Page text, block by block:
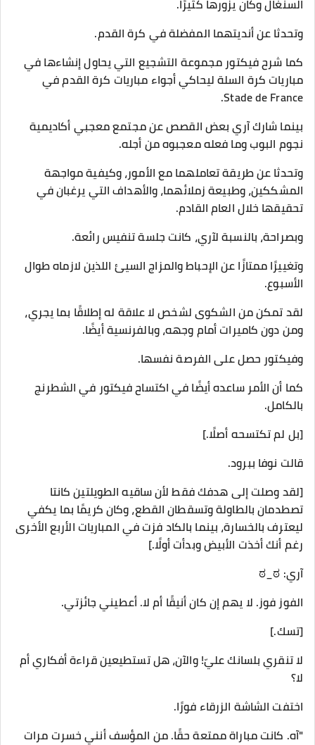
السنغال وكان يزورها كثيرًا.
وتحدثا عن أنديتهما المفضلة في كرة القدم.
كما شرح فيكتور مجموعة التشجيع التي يحاول إنشاءها في
مباريات كرة السلة ليحاكي أجواء مباريات كرة القدم في
Stade de France.
بينما شارك آري بعض القصص عن مجتمع معجبي أكاديمية
نجوم البوب وما فعله معجبوه من أجله.
وتحدثا عن طريقة تعاملهما مع الأمور، وكيفية مواجهة
المشككين، وطبيعة زملائهما، والأهداف التي يرغبان في
تحقيقها خلال العام القادم.
وبصراحة، بالنسبة لآري، كانت جلسة تنفيس رائعة.
وتغييرًا ممتازًا عن الإحباط والمزاج السيئ اللذين لازماه طوال
الأسبوع.
لقد تمكن من الشكوى لشخص لا علاقة له إطلاقًا بما يجري،
ومن دون كاميرات أمام وجهه، وبالفرنسية أيضًا.
وفيكتور حصل على الفرصة نفسها.
كما أن الأمر ساعده أيضًا في اكتساح فيكتور في الشطرنج
بالكامل.
[بل لم تكتسحه أصلًا.]
قالت نوفا ببرود.
[لقد وصلت إلى هدفك فقط لأن ساقيه الطويلتين كانتا
تصطدمان بالطاولة وتسقطان القطع، وكان كريمًا بما يكفي
ليعترف بالخسارة، بينما بالكاد فزت في المباريات الأربع الأخرى
رغم أنك أخذت الأبيض وبدأت أولًا.]
آري: ಠ_ಠ
الفوز فوز. لا يهم إن كان أنيقًا أم لا. أعطيني جائزتي.
[تسك.]
لا تنقري بلسانك عليّ! والآن، هل تستطيعين قراءة أفكاري أم
لا؟
اختفت الشاشة الزرقاء فورًا.
"آه. كانت مباراة ممتعة حقًا. من المؤسف أنني خسرت مرات